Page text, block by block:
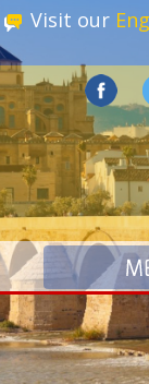
Visit our